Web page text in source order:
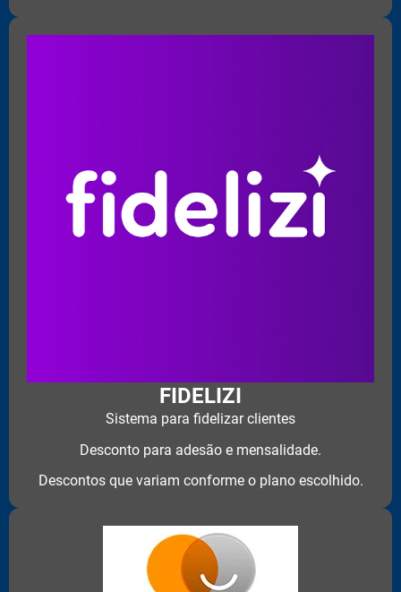
FIDELIZI
Sistema para fidelizar clientes
Desconto para adesão e mensalidade.
Descontos que variam conforme o plano escolhido.